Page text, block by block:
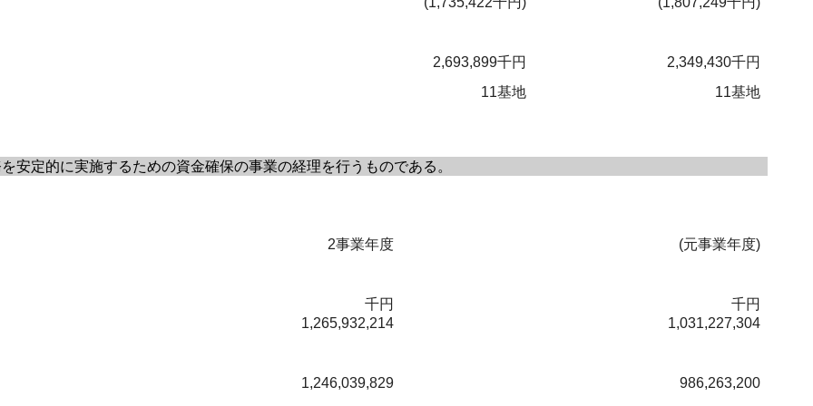
2,693,899千円
2,349,430千円
11基地
11基地
定的に実施するための資金確保の事業の経理を行うものである。
2事業年度 (元事業年度)
千円
1,265,932,214
千円
1,031,227,304
1,246,039,829
986,263,200